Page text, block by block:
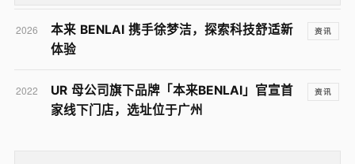
2026
本来 BENLAI 携手徐梦洁，探索科技舒适新
体验
资讯
2022
UR 母公司旗下品牌「本来BENLAI」官宣首
家线下门店，选址位于广州
资讯